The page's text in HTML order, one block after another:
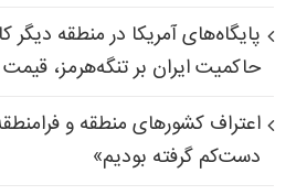
پایگاه‌های آمریکا در منطقه دیگر
حاکمیت ایران بر تنگه‌هرمز، قیمت
اعتراف کشورهای منطقه و
دست‌کم گرفته بودیم»